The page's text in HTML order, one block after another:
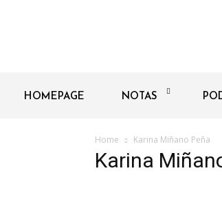
HOMEPAGE NOTAS
Home Karina Miñano Peña
Karina